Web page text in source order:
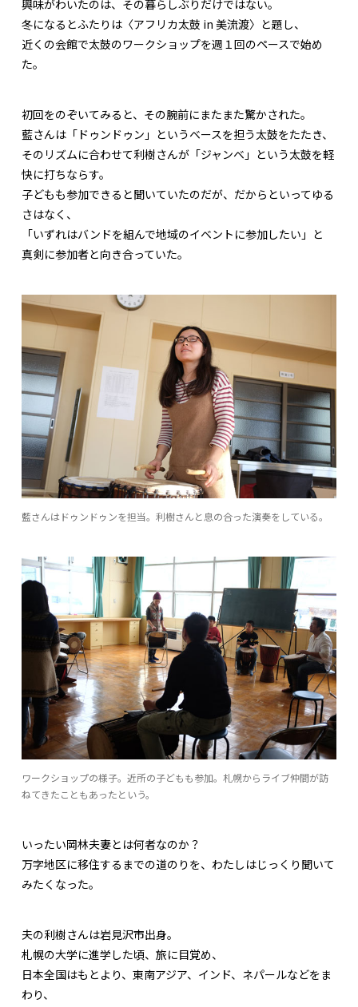
興味がわいたのは、その暮らしぶりだけではない。
冬になるとふたりは〈アフリカ太鼓 in 美流渡〉と題し、
近くの会館で太鼓のワークショップを週１回のペースで始め
た。
初回をのぞいてみると、その腕前にまたまた驚かされた。
藍さんは「ドゥンドゥン」というベースを担う太鼓をたたき、
そのリズムに合わせて利樹さんが「ジャンベ」という太鼓を軽
快に打ちならす。
子どもも参加できると聞いていたのだが、だからといってゆる
さはなく、
「いずれはバンドを組んで地域のイベントに参加したい」と
真剣に参加者と向き合っていた。
藍さんはドゥンドゥンを担当。利樹さんと息の合った演奏をしている。
ワークショップの様子。近所の子どもも参加。札幌からライブ仲間が訪
ねてきたこともあったという。
いったい岡林夫妻とは何者なのか？
万字地区に移住するまでの道のりを、わたしはじっくり聞いて
みたくなった。
夫の利樹さんは岩見沢市出身。
札幌の大学に進学した頃、旅に目覚め、
日本全国はもとより、東南アジア、インド、ネパールなどをま
わり、